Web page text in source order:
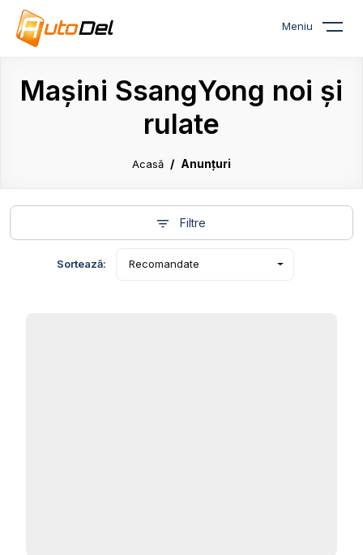
Meniu
Mașini SsangYong noi și
rulate
Acasă Anunțuri
Filtre
Sortează: Recomandate